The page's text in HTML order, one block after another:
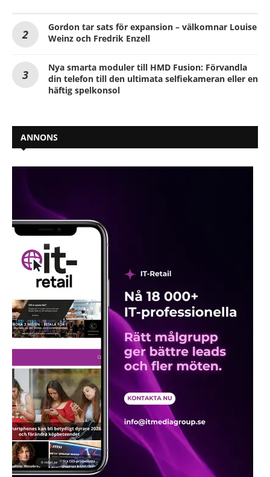
Gordon tar sats för expansion – välkomnar Louise
Weinz och Fredrik Enzell
Nya smarta moduler till HMD Fusion: Förvandla
din telefon till den ultimata selfiekameran eller en
häftig spelkonsol
ANNONS